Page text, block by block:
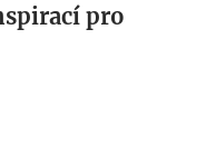
pro